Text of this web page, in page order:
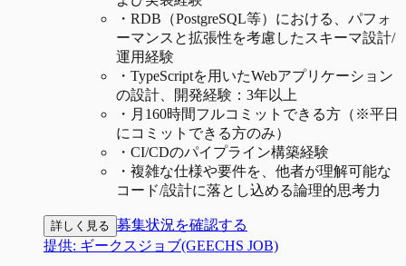
・ RDB（PostgreSQL等）における、パフォ
ーマンスと拡張性を考慮したスキーマ設計/
運用経験
・ TypeScriptを用いたWebアプリケーション
の設計、開発経験：3年以上
・ 月160時間フルコミットできる方（※平日
にコミットできる方のみ）
・ CI/CDのパイプライン構築経験
・ 複雑な仕様や要件を、他者が理解可能な
コード/設計に落とし込める論理的思考力
詳しく見る 募集状況を確認する
提供: ギークスジョブ(GEECHS JOB)